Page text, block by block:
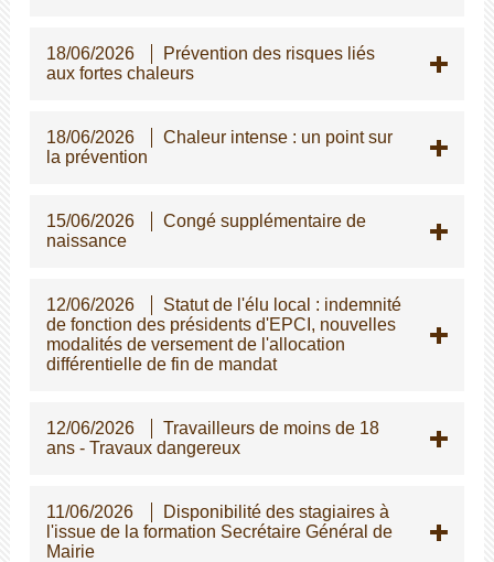
18/06/2026
Prévention des risques liés
aux fortes chaleurs
18/06/2026
Chaleur intense : un point sur
la prévention
15/06/2026
Congé supplémentaire de
naissance
12/06/2026
Statut de l'élu local : indemnité
de fonction des présidents d'EPCI, nouvelles
modalités de versement de l'allocation
différentielle de fin de mandat
12/06/2026
Travailleurs de moins de 18
ans - Travaux dangereux
11/06/2026
Disponibilité des stagiaires à
l'issue de la formation Secrétaire Général de
Mairie